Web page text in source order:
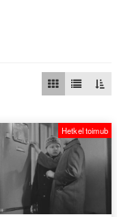
Hetkel toimub